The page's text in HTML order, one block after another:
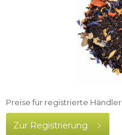
Preise für registrierte Händler
Zur Registrierung